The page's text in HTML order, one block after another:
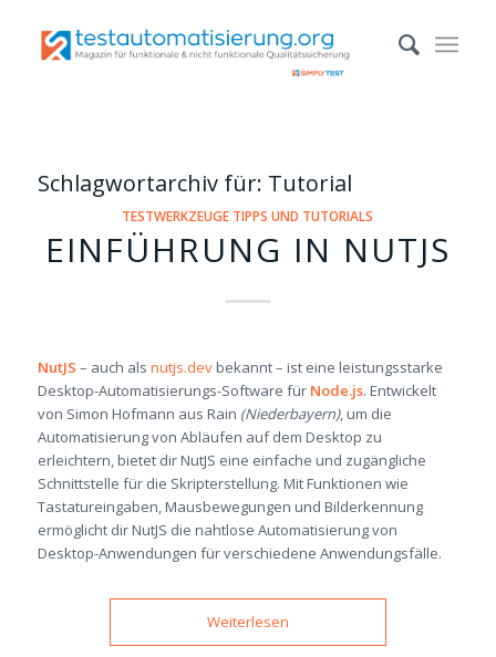
Schlagwortarchiv für: Tutorial
TESTWERKZEUGE TIPPS UND TUTORIALS
EINFÜHRUNG IN NUTJS
NutJS – auch als nutjs.devbekannt – ist eine leistungsstarke
Desktop-Automatisierungs-Software für Node.js. Entwickelt
von Simon Hofmann aus Rain (Niederbayern), um die
Automatisierung von Abläufen auf dem Desktop zu
erleichtern, bietet dir NutJS eine einfache und zugängliche
Schnittstelle für die Skripterstellung. Mit Funktionen wie
Tastatureingaben, Mausbewegungen und Bilderkennung
ermöglicht dir NutJS die nahtlose Automatisierung von
Desktop-Anwendungen für verschiedene Anwendungsfälle.
Weiterlesen